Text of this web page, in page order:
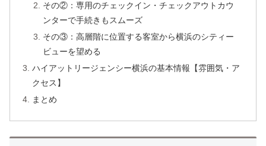
その②：専用のチェックイン・チェックアウトカウ
ンターで手続きもスムーズ
その③：高層階に位置する客室から横浜のシティー
ビューを望める
ハイアットリージェンシー横浜の基本情報【雰囲気・ア
クセス】
まとめ